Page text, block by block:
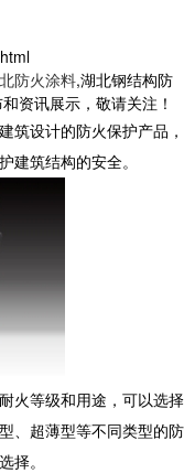
防火涂料,湖北钢结构防
资讯展示，敬请关注！
筑设计的防火保护产品，
建筑结构的安全。
火等级和用途，可以选择
、超薄型等不同类型的防
择。